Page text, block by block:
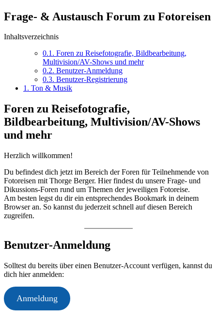
Frage- & Austausch Forum zu Fotoreisen
Inhaltsverzeichnis
0.1. Foren zu Reisefotografie, Bildbearbeitung,
Multivision/AV-Shows und mehr
0.2. Benutzer-Anmeldung
0.3. Benutzer-Registrierung
1. Ton & Musik
Foren zu Reisefotografie,
Bildbearbeitung, Multivision/AV-Shows
und mehr
Herzlich willkommen!
Du befindest dich jetzt im Bereich der Foren für Teilnehmende von
Fotoreisen mit Thorge Berger. Hier findest du unsere Frage- und
Dikussions-Foren rund um Themen der jeweiligen Fotoreise.
Am besten legst du dir ein entsprechendes Bookmark in deinem
Browser an. So kannst du jederzeit schnell auf diesen Bereich
zugreifen.
Benutzer-Anmeldung
Solltest du bereits über einen Benutzer-Account verfügen, kannst du
dich hier anmelden:
Anmeldung